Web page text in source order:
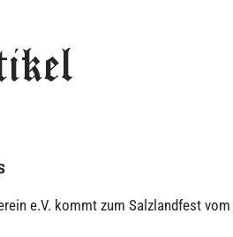
e.V. kommt zum Salzlandfest